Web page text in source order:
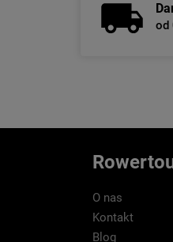
od
O nas
Kontakt
Blog